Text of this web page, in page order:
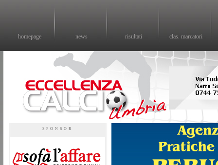
homepage news risultati clas. marcatori
SPONSOR